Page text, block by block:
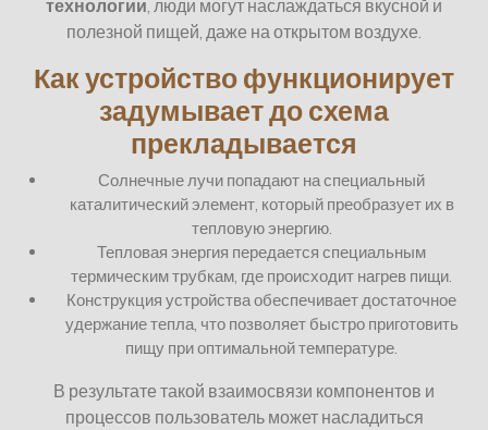
технологии , люди могут наслаждаться вкусной и
полезной пищей, даже на открытом воздухе.
Как устройство функционирует
задумывает до схема
прекладывается
Солнечные лучи попадают на специальный
каталитический элемент, который преобразует их в
тепловую энергию.
Тепловая энергия передается специальным
термическим трубкам, где происходит нагрев пищи.
Конструкция устройства обеспечивает достаточное
удержание тепла, что позволяет быстро приготовить
пищу при оптимальной температуре.
В результате такой взаимосвязи компонентов и
процессов пользователь может насладиться